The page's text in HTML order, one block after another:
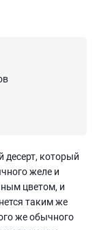
который
желе и
цветом, и
таким же
же обычного